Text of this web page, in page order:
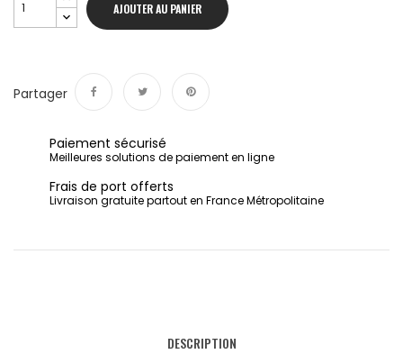
AJOUTER AU PANIER
Partager
Paiement sécurisé
Meilleures solutions de paiement en ligne
Frais de port offerts
Livraison gratuite partout en France Métropolitaine
DESCRIPTION